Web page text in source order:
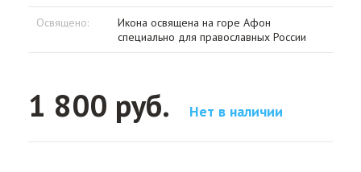
Освящено:
Икона освящена на горе Афон
специально для православных России
1 800 руб. Нет в наличии